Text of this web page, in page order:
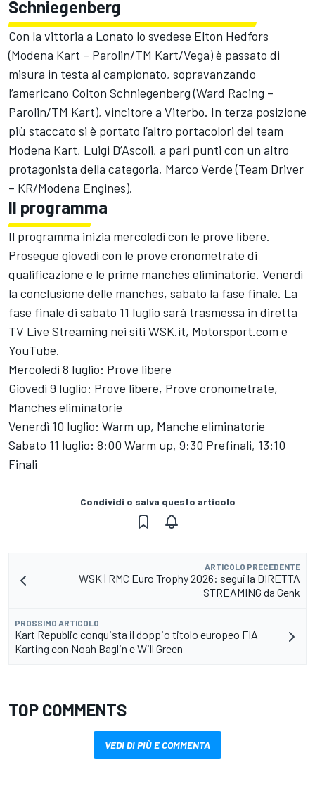
Schniegenberg
Con la vittoria a Lonato lo svedese Elton Hedfors
(Modena Kart – Parolin/TM Kart/Vega) è passato di
misura in testa al campionato, sopravanzando
l’americano Colton Schniegenberg (Ward Racing –
Parolin/TM Kart), vincitore a Viterbo. In terza posizione
più staccato si è portato l’altro portacolori del team
Modena Kart, Luigi D’Ascoli, a pari punti con un altro
protagonista della categoria, Marco Verde (Team Driver
– KR/Modena Engines).
Il programma
Il programma inizia mercoledì con le prove libere.
Prosegue giovedì con le prove cronometrate di
qualificazione e le prime manches eliminatorie. Venerdì
la conclusione delle manches, sabato la fase finale. La
fase finale di sabato 11 luglio sarà trasmessa in diretta
TV Live Streaming nei siti WSK.it, Motorsport.com e
YouTube.
Mercoledì 8 luglio: Prove libere
Giovedì 9 luglio: Prove libere, Prove cronometrate,
Manches eliminatorie
Venerdì 10 luglio: Warm up, Manche eliminatorie
Sabato 11 luglio: 8:00 Warm up, 9:30 Prefinali, 13:10
Finali
Condividi o salva questo articolo
ARTICOLO PRECEDENTE
WSK | RMC Euro Trophy 2026: segui la DIRETTA
STREAMING da Genk
PROSSIMO ARTICOLO
Kart Republic conquista il doppio titolo europeo FIA
Karting con Noah Baglin e Will Green
TOP COMMENTS
VEDI DI PIÙ E COMMENTA